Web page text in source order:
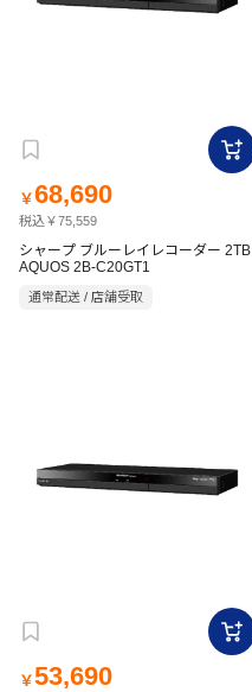
￥68,690
税込￥75,559
シャープ ブルーレイレコーダー 2TB
AQUOS 2B-C20GT1
通常配送 / 店舗受取
￥53,690